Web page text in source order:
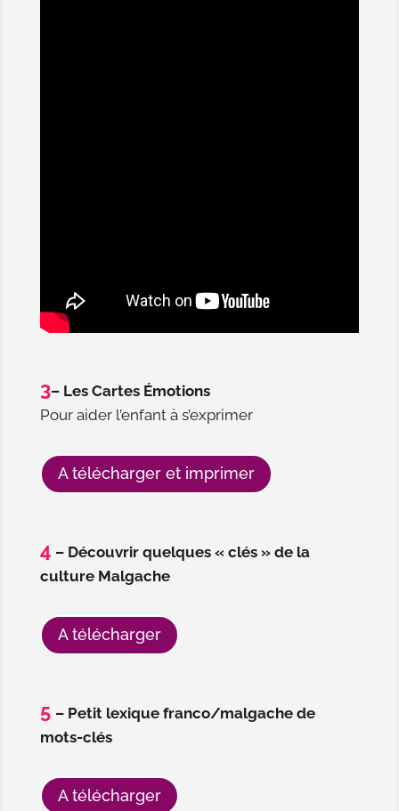
3– Les Cartes Émotions
Pour aider l’enfant à s’exprimer
A télécharger et imprimer
4 – Découvrir quelques « clés » de la
culture Malgache
A télécharger
5 – Petit lexique franco/malgache de
mots-clés
A télécharger